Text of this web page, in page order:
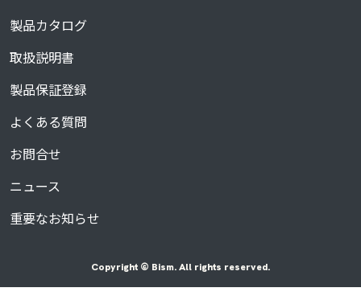
製品カタログ
取扱説明書
製品保証登録
よくある質問
お問合せ
ニュース
重要なお知らせ
Copyright © Bism. All rights reserved.